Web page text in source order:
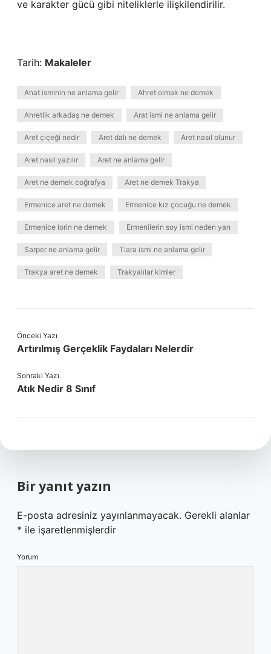
ve karakter gücü gibi niteliklerle ilişkilendirilir.
Tarih: Makaleler
Ahat isminin ne anlama gelir Ahret olmak ne demek
Ahretlik arkadaş ne demek Arat ismi ne anlama gelir
Aret çiçeği nedir Aret dalı ne demek Aret nasıl olunur
Aret nasıl yazılır Aret ne anlama gelir
Aret ne demek coğrafya Aret ne demek Trakya
Ermenice aret ne demek Ermenice kız çocuğu ne demek
Ermenice lorin ne demek Ermenilerin soy ismi neden yan
Sarper ne anlama gelir Tiara ismi ne anlama gelir
Trakya aret ne demek Trakyalılar kimler
Önceki Yazı
Artırılmış Gerçeklik Faydaları Nelerdir
Sonraki Yazı
Atık Nedir 8 Sınıf
Bir yanıt yazın
E-posta adresiniz yayınlanmayacak. Gerekli alanlar
* ile işaretlenmişlerdir
Yorum